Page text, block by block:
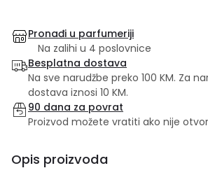
Pronađi u parfumeriji
Na zalihi u 4 poslovnice
Besplatna dostava
Na sve narudžbe preko 100 KM. Za
dostava iznosi 10 KM.
90 dana za povrat
Proizvod možete vratiti ako nije
Opis proizvoda